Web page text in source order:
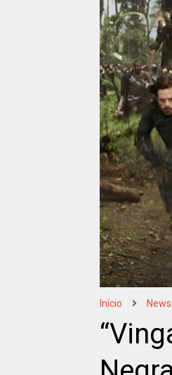
Início News